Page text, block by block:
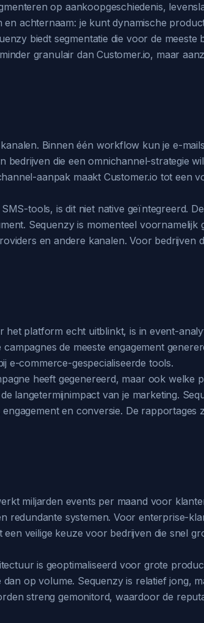
op aankoopgeschiedenis,
achternaam: je kunt dynamische
biedt segmentatie die voor de meeste
granulair dan Customer.io, maar
Binnen één workflow kun je e-
die een omnichannel-strategie
aanpak maakt Customer.io tot een
tools, is dit niet native geïntegreerd.
Sequenzy is momenteel voornamelijk
en andere kanalen. Voor bedrijven
het platform echt uitblinkt, is in event-
de meeste engagement
e-commerce-gespecialiseerde tools.
heeft gegenereerd, maar ook welke
langetermijnimpact van je marketing.
en conversie. De rapportages
miljarden events per maand voor
redundante systemen. Voor enterprise-
veilige keuze voor bedrijven die snel
is geoptimaliseerd voor grote
op volume. Sequenzy is relatief jong,
streng gemonitord, waardoor de